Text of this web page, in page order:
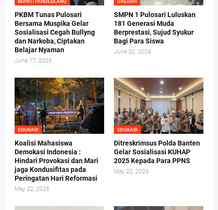
BUPATI PANDEGLANG
PKBM Tunas Pulosari
Bersama Muspika Gelar
Sosialisasi Cegah Bullyng
dan Narkoba, Ciptakan
Belajar Nyaman
June 17, 2026
DAERAH
SMPN 1 Pulosari Luluskan
181 Generasi Muda
Berprestasi, Sujud Syukur
Bagi Para Siswa
June 02, 2026
EDUKASI
Koalisi Mahasiswa
Demokasi Indonesia :
Hindari Provokasi dan Mari
jaga Kondusifitas pada
Peringatan Hari Reformasi
May 22, 2026
EDUKASI
Ditreskrimsus Polda Banten
Gelar Sosialisasi KUHAP
2025 Kepada Para PPNS
May 22, 2026